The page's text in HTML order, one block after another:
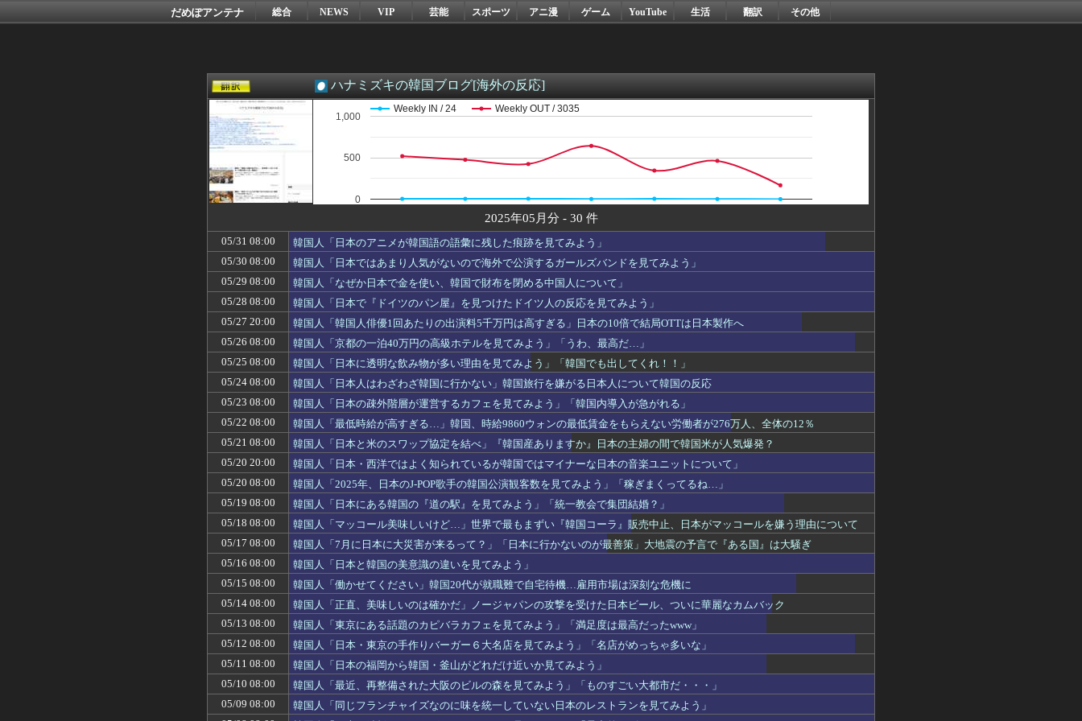
だめぽアンテナ 総合 NEWS VIP 芸能 スポーツ アニ漫 ゲーム YouTube 生活 翻訳 その他
ハナミズキの韓国ブログ[海外の反応]
Weekly IN / 24 Weekly OUT / 3035
0
500
1,000
2025年05月分 - 30 件
05/31 08:00
韓国人「日本のアニメが韓国語の語彙に残した痕跡を見てみよう」
05/30 08:00
韓国人「日本ではあまり人気がないので海外で公演するガールズバンドを見てみよう」
05/29 08:00
韓国人「なぜか日本で金を使い、韓国で財布を閉める中国人について」
05/28 08:00
韓国人「日本で『ドイツのパン屋』を見つけたドイツ人の反応を見てみよう」
05/27 20:00
韓国人「韓国人俳優1回あたりの出演料5千万円は高すぎる」日本の10倍で結局OTTは日本製作へ
05/26 08:00
韓国人「京都の一泊40万円の高級ホテルを見てみよう」「うわ、最高だ…」
05/25 08:00
韓国人「日本に透明な飲み物が多い理由を見てみよう」「韓国でも出してくれ！！」
05/24 08:00
韓国人「日本人はわざわざ韓国に行かない」韓国旅行を嫌がる日本人について韓国の反応
05/23 08:00
韓国人「日本の疎外階層が運営するカフェを見てみよう」「韓国内導入が急がれる」
05/22 08:00
韓国人「最低時給が高すぎる…」韓国、時給9860ウォンの最低賃金をもらえない労働者が276万人、全体の12％
05/21 08:00
韓国人「日本と米のスワップ協定を結べ」『韓国産ありますか』日本の主婦の間で韓国米が人気爆発？
05/20 20:00
韓国人「日本・西洋ではよく知られているが韓国ではマイナーな日本の音楽ユニットについて」
05/20 08:00
韓国人「2025年、日本のJ-POP歌手の韓国公演観客数を見てみよう」「稼ぎまくってるね…」
05/19 08:00
韓国人「日本にある韓国の『道の駅』を見てみよう」「統一教会で集団結婚？」
05/18 08:00
韓国人「マッコール美味しいけど…」世界で最もまずい『韓国コーラ』販売中止、日本がマッコールを嫌う理由について
05/17 08:00
韓国人「7月に日本に大災害が来るって？」「日本に行かないのが最善策」大地震の予言で『ある国』は大騒ぎ
05/16 08:00
韓国人「日本と韓国の美意識の違いを見てみよう」
05/15 08:00
韓国人「働かせてください」韓国20代が就職難で自宅待機…雇用市場は深刻な危機に
05/14 08:00
韓国人「正直、美味しいのは確かだ」ノージャパンの攻撃を受けた日本ビール、ついに華麗なカムバック
05/13 08:00
韓国人「東京にある話題のカピバラカフェを見てみよう」「満足度は最高だったwww」
05/12 08:00
韓国人「日本・東京の手作りバーガー６大名店を見てみよう」「名店がめっちゃ多いな」
05/11 08:00
韓国人「日本の福岡から韓国・釜山がどれだけ近いか見てみよう」
05/10 08:00
韓国人「最近、再整備された大阪のビルの森を見てみよう」「ものすごい大都市だ・・・」
05/09 08:00
韓国人「同じフランチャイズなのに味を統一していない日本のレストランを見てみよう」